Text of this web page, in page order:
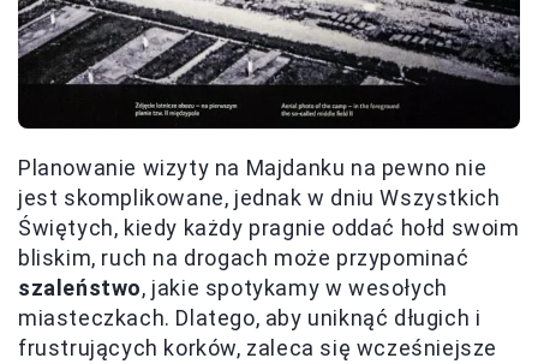
Planowanie wizyty na Majdanku na pewno nie
jest skomplikowane, jednak w dniu Wszystkich
Świętych, kiedy każdy pragnie oddać hołd swoim
bliskim, ruch na drogach może przypominać
szaleństwo, jakie spotykamy w wesołych
miasteczkach. Dlatego, aby uniknąć długich i
frustrujących korków, zaleca się wcześniejsze